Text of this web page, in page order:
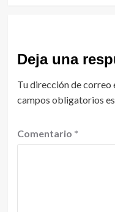
Deja una
Tu dirección de correo
campos obligatorios
Comentario *